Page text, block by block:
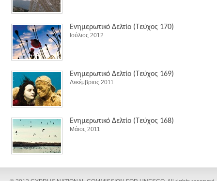
Ενημερωτικό Δελτίο (Τεύχος 170)
Ιούλιος 2012
Ενημερωτικό Δελτίο (Τεύχος 169)
Δεκέμβριος 2011
Ενημερωτικό Δελτίο (Τεύχος 168)
Μάιος 2011